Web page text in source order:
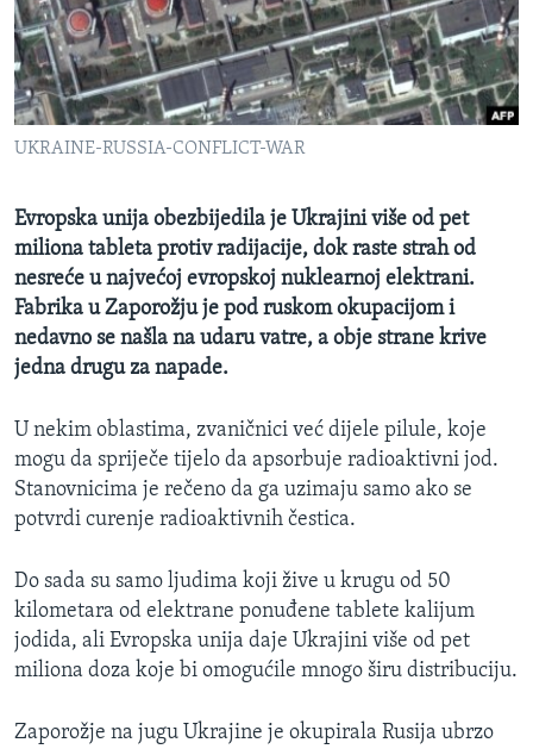
Learning English
PRATITE NAS
Jezici
UKRAINE-RUSSIA-CONFLICT-WAR
Evropska unija obezbijedila je Ukrajini više od pet
miliona tableta protiv radijacije, dok raste strah od
nesreće u najvećoj evropskoj nuklearnoj elektrani.
Fabrika u Zaporožju je pod ruskom okupacijom i
nedavno se našla na udaru vatre, a obje strane krive
jedna drugu za napade.
U nekim oblastima, zvaničnici već dijele pilule, koje
mogu da spriječe tijelo da apsorbuje radioaktivni jod.
Stanovnicima je rečeno da ga uzimaju samo ako se
potvrdi curenje radioaktivnih čestica.
Do sada su samo ljudima koji žive u krugu od 50
kilometara od elektrane ponuđene tablete kalijum
jodida, ali Evropska unija daje Ukrajini više od pet
miliona doza koje bi omogućile mnogo širu distribuciju.
Zaporožje na jugu Ukrajine je okupirala Rusija ubrzo